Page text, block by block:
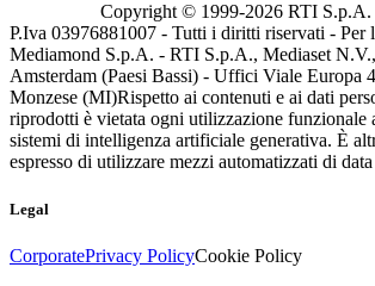
Copyright © 1999-2026 RTI S.p.A.
P.Iva 03976881007 - Tutti i diritti riservati - Per
Mediamond S.p.A. - RTI S.p.A., Mediaset
Amsterdam (Paesi Bassi) - Uffici Viale Europa
Monzese (MI)Rispetto ai contenuti e ai dati
riprodotti è vietata ogni utilizzazione funzionale
sistemi di intelligenza artificiale generativa. È
espresso di utilizzare mezzi automatizzati di
Legal
CorporatePrivacy PolicyCookie Policy